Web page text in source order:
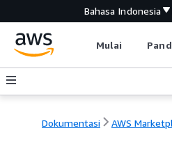
Bahasa Indonesia
Mulai
Dokumentasi AWS